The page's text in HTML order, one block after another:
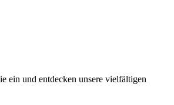
ein und entdecken unsere vielfältigen